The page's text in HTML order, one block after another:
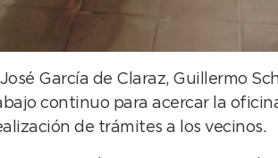
García de Claraz, Guillermo
continuo para acercar la
de trámites a los vecinos.